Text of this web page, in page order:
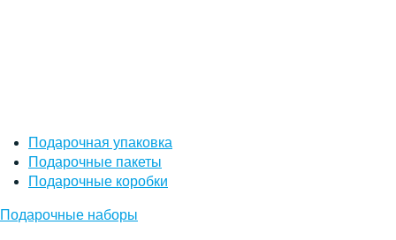
Подарочная упаковка
Подарочные пакеты
Подарочные коробки
Подарочные наборы